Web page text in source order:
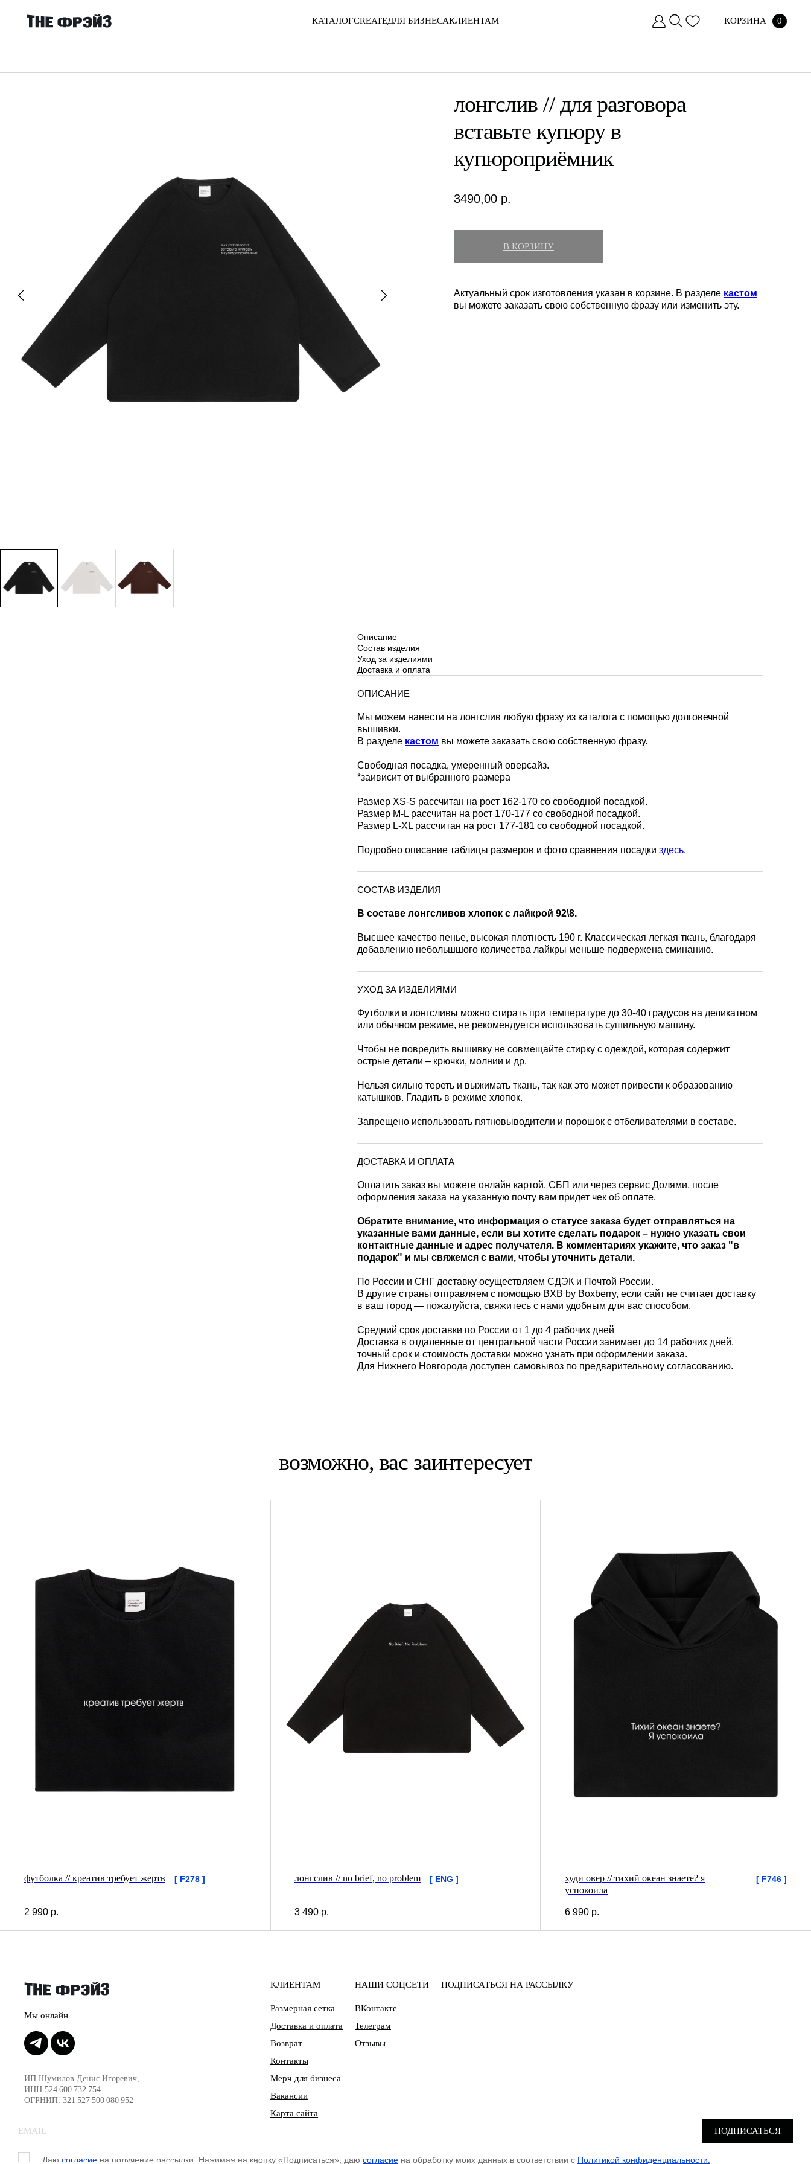
КАТАЛОГCREATEДЛЯ БИЗНЕСАКЛИЕНТАМ КОРЗИНА 0
лонгслив // для разговора
вставьте купюру в
купюроприёмник
3490,00 р.
В КОРЗИНУ
Актуальный срок изготовления указан в корзине. В разделе кастом
вы можете заказать свою собственную фразу или изменить эту.
Описание
Состав изделия
Уход за изделиями
Доставка и оплата
ОПИСАНИЕ
Мы можем нанести на лонгслив любую фразу из каталога с помощью долговечной
вышивки.
В разделе кастом вы можете заказать свою собственную фразу.
Свободная посадка, умеренный оверсайз.
*заивисит от выбранного размера
Размер XS-S рассчитан на рост 162-170 со свободной посадкой.
Размер M-L рассчитан на рост 170-177 со свободной посадкой.
Размер L-XL рассчитан на рост 177-181 со свободной посадкой.
Подробно описание таблицы размеров и фото сравнения посадки здесь.
СОСТАВ ИЗДЕЛИЯ
В составе лонгсливов хлопок с лайкрой 92\8.
Высшее качество пенье, высокая плотность 190 г. Классическая легкая ткань, благодаря
добавлению небольшшого количества лайкры меньше подвержена сминанию.
УХОД ЗА ИЗДЕЛИЯМИ
Футболки и лонгсливы можно стирать при температуре до 30-40 градусов на деликатном
или обычном режиме, не рекомендуется использовать сушильную машину.
Чтобы не повредить вышивку не совмещайте стирку с одеждой, которая содержит
острые детали – крючки, молнии и др.
Нельзя сильно тереть и выжимать ткань, так как это может привести к образованию
катышков. Гладить в режиме хлопок.
Запрещено использовать пятновыводители и порошок с отбеливателями в составе.
ДОСТАВКА И ОПЛАТА
Оплатить заказ вы можете онлайн картой, СБП или через сервис Долями, после
оформления заказа на указанную почту вам придет чек об оплате.
Обратите внимание, что информация о статусе заказа будет отправляться на
указанные вами данные, если вы хотите сделать подарок – нужно указать свои
контактные данные и адрес получателя. В комментариях укажите, что заказ "в
подарок" и мы свяжемся с вами, чтобы уточнить детали.
По России и СНГ доставку осуществляем СДЭК и Почтой России.
В другие страны отправляем с помощью BXB by Boxberry, если сайт не считает доставку
в ваш город — пожалуйста, свяжитесь с нами удобным для вас способом.
Средний срок доставки по России от 1 до 4 рабочих дней
Доставка в отдаленные от центральной части России занимает до 14 рабочих дней,
точный срок и стоимость доставки можно узнать при оформлении заказа.
Для Нижнего Новгорода доступен самовывоз по предварительному согласованию.
возможно, вас заинтересует
футболка // креатив требует жертв [ F278 ]
2 990 р.
лонгслив // no brief, no problem [ ENG ]
3 490 р.
худи овер // тихий океан знаете? я
успокоила
[ F746 ]
6 990 р.
ИП Шумилов Денис Игоревич,
ИНН 524 600 732 754
ОГРНИП: 321 527 500 080 952
КЛИЕНТАМ
Размерная сетка
Доставка и оплата
Возврат
Контакты
Мерч для бизнеса
Вакансии
Карта сайта
НАШИ СОЦСЕТИ
ВКонтакте
Телеграм
Отзывы
ПОДПИСАТЬСЯ НА РАССЫЛКУ
Даю согласие на получение рассылки. Нажимая на кнопку «Подписаться», даю согласие на обработку моих данных в соответствии с Политикой конфиденциальности.
ПОДПИСАТЬСЯ